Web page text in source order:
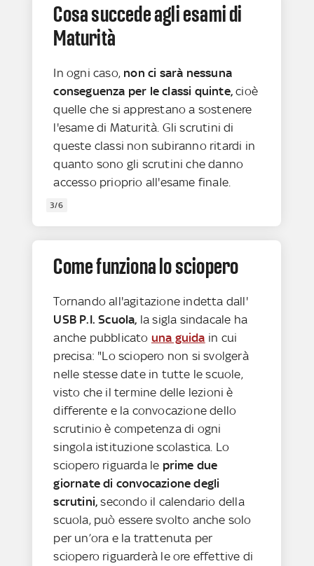
Cosa succede agli esami di
Maturità
In ogni caso, non ci sarà nessuna
conseguenza per le classi quinte,cioè
quelle che si apprestano a sostenere
l'esame di Maturità. Gli scrutini di
queste classi non subiranno ritardi in
quanto sono gli scrutini che danno
accesso prioprio all'esame finale.
3/6
Come funziona lo sciopero
Tornando all'agitazione indetta dall'
USB P.I. Scuola, la sigla sindacale ha
anche pubblicato una guida in cui
precisa: "Lo sciopero non si svolgerà
nelle stesse date in tutte le scuole,
visto che il termine delle lezioni è
differente e la convocazione dello
scrutinio è competenza di ogni
singola istituzione scolastica. Lo
sciopero riguarda le prime due
giornate di convocazione degli
scrutini, secondo il calendario della
scuola, può essere svolto anche solo
per un’ora e la trattenuta per
sciopero riguarderà le ore effettive di